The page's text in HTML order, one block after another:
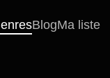
BlogMa liste